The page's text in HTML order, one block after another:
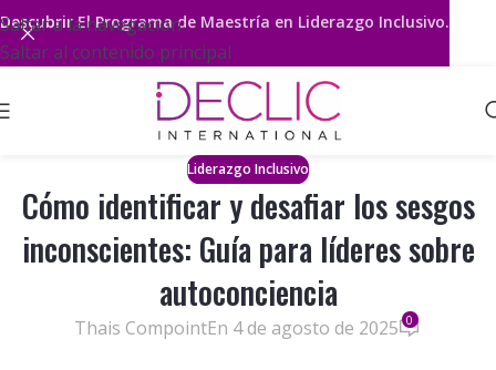
Saltar a la navegación
Saltar al contenido principal
Liderazgo Inclusivo
Cómo identificar y desafiar los sesgos
inconscientes: Guía para líderes sobre
autoconciencia
Thais CompointEn 4 de agosto de 2025 0
DescubrirEl Programa de Maestría en Liderazgo Inclusivo.